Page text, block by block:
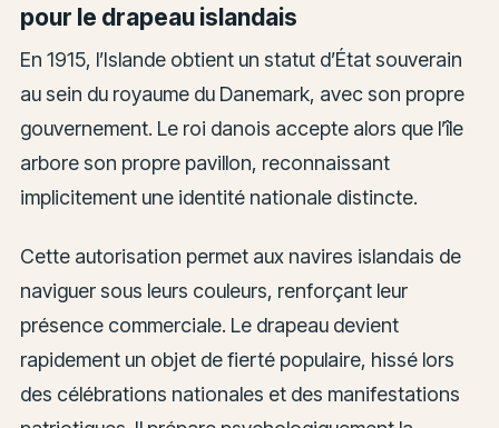
pour le drapeau islandais
En 1915, l’Islande obtient un statut d’État souverain
au sein du royaume du Danemark, avec son propre
gouvernement. Le roi danois accepte alors que l’île
arbore son propre pavillon, reconnaissant
implicitement une identité nationale distincte.
Cette autorisation permet aux navires islandais de
naviguer sous leurs couleurs, renforçant leur
présence commerciale. Le drapeau devient
rapidement un objet de fierté populaire, hissé lors
des célébrations nationales et des manifestations